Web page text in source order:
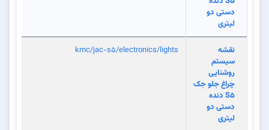
دستی دو
لیتری
نقشه
سیستم
روشنایی
چراغ جلو جک
S5 دنده
دستی دو
لیتری
kmc/jac-s5/electronics/lights